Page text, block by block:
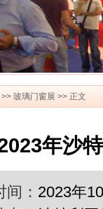
>> 玻璃门窗展 >> 正文
年沙
间： 2023年